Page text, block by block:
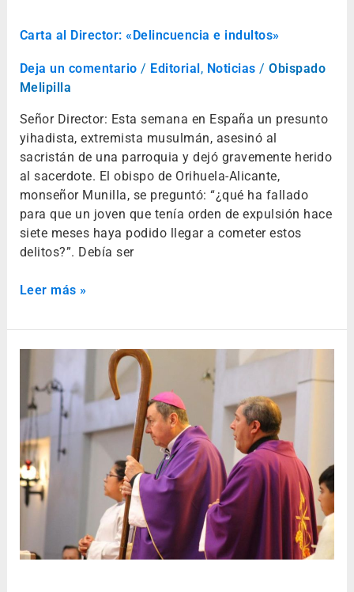
Carta al Director: «Delincuencia e indultos»
Deja un comentario / Editorial , Noticias /Obispado
Melipilla
Señor Director: Esta semana en España un presunto
yihadista, extremista musulmán, asesinó al
sacristán de una parroquia y dejó gravemente herido
al sacerdote. El obispo de Orihuela-Alicante,
monseñor Munilla, se preguntó: “¿qué ha fallado
para que un joven que tenía orden de expulsión hace
siete meses haya podido llegar a cometer estos
delitos?”. Debía ser
Leer más »
aniversario
sacerdotal
38
de
Don
Cristián
Villarroel